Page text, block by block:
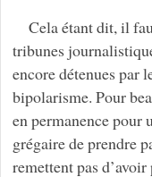
Cela étant dit, il
tribunes
encore détenues par
bipolarisme. Pour
en permanence pour
grégaire de prendre
remettent pas